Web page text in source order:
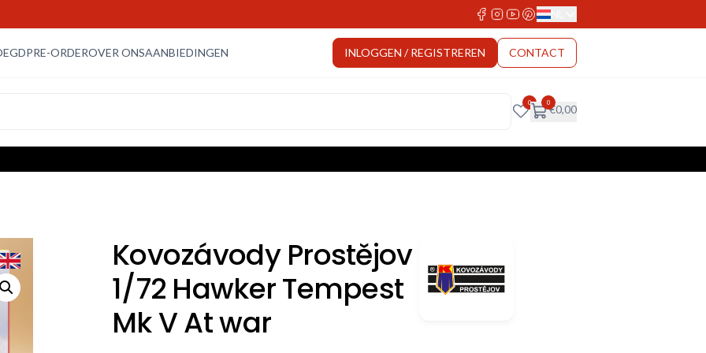
Select Language
PRE-ORDEROVER ONSAANBIEDINGEN INLOGGEN / REGISTREREN CONTACT
0 0€0,00
Kovozávody Prostějov
1/72 Hawker Tempest
Mk V At war